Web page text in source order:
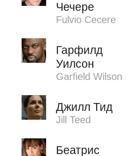
Чечере
Fulvio Cecere
Гарфилд
Уилсон
Garfield Wilson
Джилл Тид
Jill Teed
Беатрис